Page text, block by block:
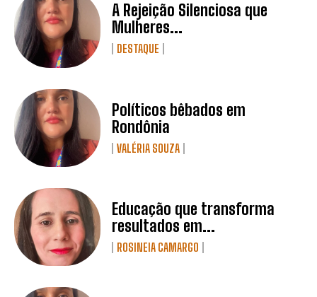
A Rejeição Silenciosa que
Mulheres...
DESTAQUE
Políticos bêbados em
Rondônia
VALÉRIA SOUZA
Educação que transforma
resultados em...
ROSINEIA CAMARGO